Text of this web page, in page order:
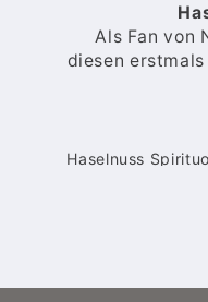
Als Fan von
diesen erstmals
Proben
verschiedenen
dass
schmecken,